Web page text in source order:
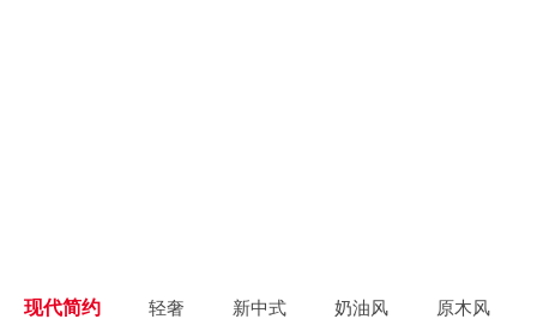
现代简约 轻奢 新中式 奶油风 原木风